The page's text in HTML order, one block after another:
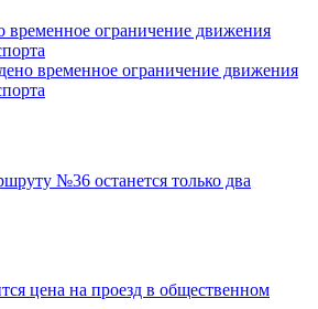
временное ограничение движения
№36 останется только два